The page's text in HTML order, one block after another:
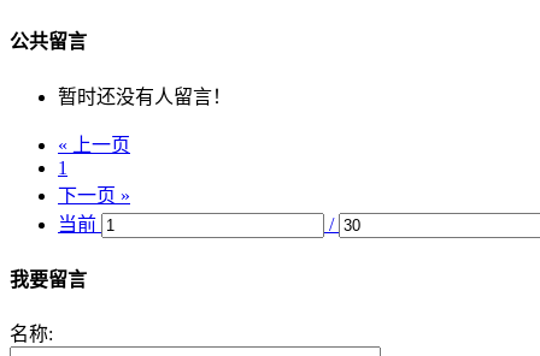
公共留言
暂时还没有人留言！
« 上一页
1
下一页 »
当前
/
我要留言
名称: